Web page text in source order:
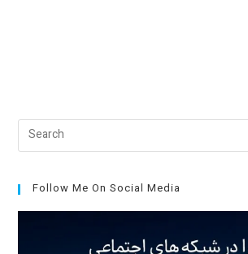
Follow Me On Social Media